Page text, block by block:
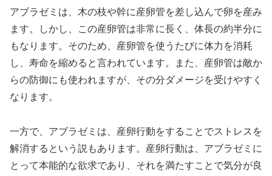
アブラゼミは、木の枝や幹に産卵管を差し込んで卵を産み
ます。しかし、この産卵管は非常に長く、体長の約半分に
もなります。そのため、産卵管を使うたびに体力を消耗
し、寿命を縮めると言われています。また、産卵管は敵か
らの防御にも使われますが、その分ダメージを受けやすく
なります。
一方で、アブラゼミは、産卵行動をすることでストレスを
解消するという説もあります。産卵行動は、アブラゼミに
とって本能的な欲求であり、それを満たすことで気分が良